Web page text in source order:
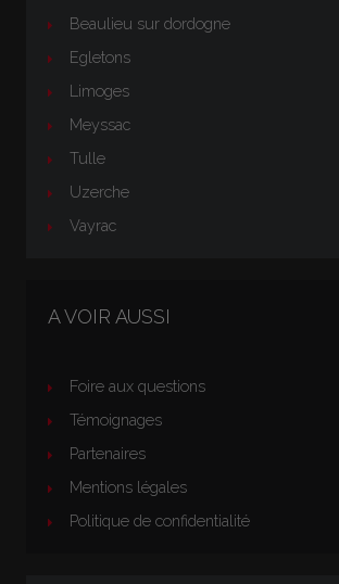
Beaulieu sur dordogne
Egletons
Limoges
Meyssac
Tulle
Uzerche
Vayrac
A VOIR AUSSI
Foire aux questions
Témoignages
Partenaires
Mentions légales
Politique de confidentialité